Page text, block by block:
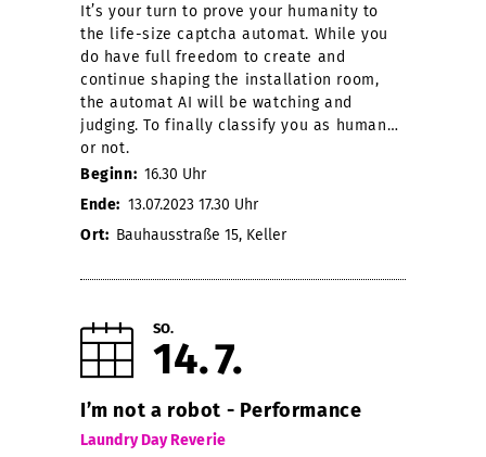
It’s your turn to prove your humanity to
the life-size captcha automat. While you
do have full freedom to create and
continue shaping the installation room,
the automat AI will be watching and
judging. To finally classify you as human…
or not.
Beginn: 16.30 Uhr
Ende: 13.07.2023 17.30 Uhr
Ort: Bauhausstraße 15, Keller
SO.
14 7
I’m not a robot - Performance
Laundry Day Reverie